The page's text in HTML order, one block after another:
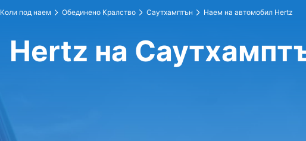
Коли под наем Обединено Кралство Саутхамптън Наем на автомобил Hertz
Hertz на